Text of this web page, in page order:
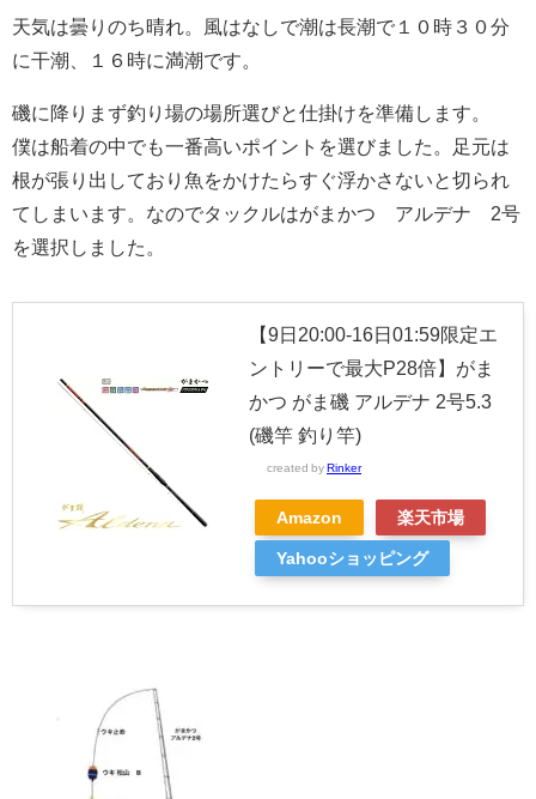
天気は曇りのち晴れ。風はなしで潮は長潮で１０時３０分
に干潮、１６時に満潮です。
磯に降りまず釣り場の場所選びと仕掛けを準備します。
僕は船着の中でも一番高いポイントを選びました。足元は
根が張り出しており魚をかけたらすぐ浮かさないと切られ
てしまいます。なのでタックルはがまかつ アルデナ 2号
を選択しました。
【9日20:00-16日01:59限定エ
ントリーで最大P28倍】がま
かつ がま磯 アルデナ 2号5.3
(磯竿 釣り竿)
created by Rinker
Amazon 楽天市場
Yahooショッピング